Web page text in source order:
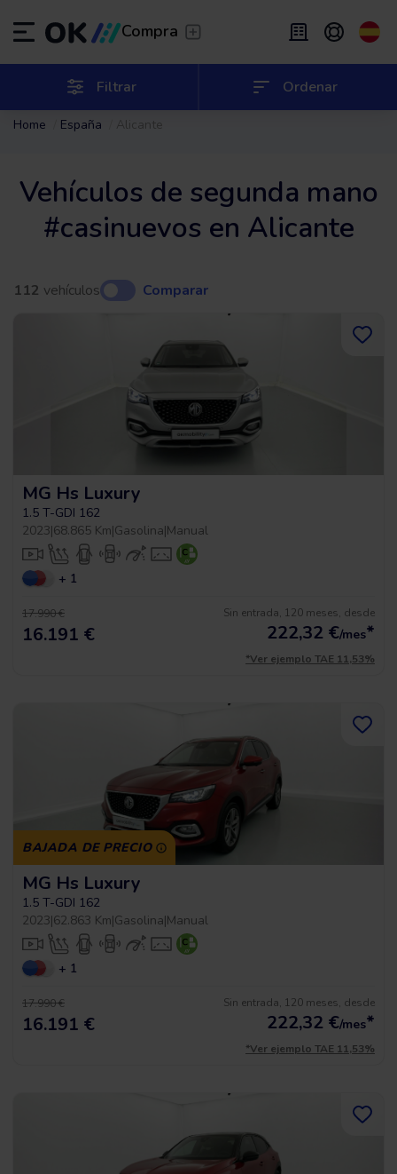
Compra
Transfer/ Deja que te lleven
Renting flexible De 2 a 9 meses
Renting
Filtrar Ordenar
Español (ES)
EN English (UK)
Home España Alicante
Vehículos de segunda mano
#casinuevos en Alicante
112 vehículos Comparar
MG Hs Luxury
1.5 T-GDI 162
2023|68.865 Km|Gasolina|Manual
+ 1
17.990 €
16.191 €
Sin entrada, 120 meses, desde
222,32 €/mes*
*Ver ejemplo TAE 11,53%
BAJADA DE PRECIO
MG Hs Luxury
1.5 T-GDI 162
2023|62.863 Km|Gasolina|Manual
+ 1
17.990 €
16.191 €
Sin entrada, 120 meses, desde
222,32 €/mes*
*Ver ejemplo TAE 11,53%